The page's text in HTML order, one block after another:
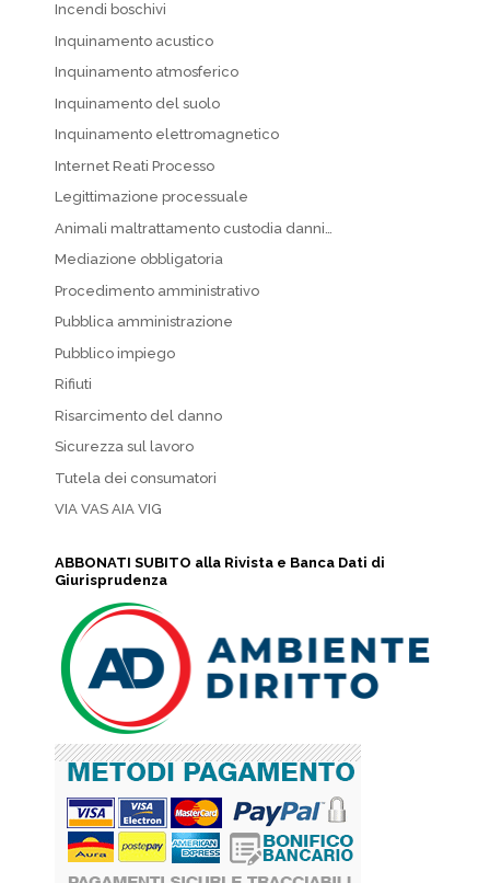
Incendi boschivi
Inquinamento acustico
Inquinamento atmosferico
Inquinamento del suolo
Inquinamento elettromagnetico
Internet Reati Processo
Legittimazione processuale
Animali maltrattamento custodia danni…
Mediazione obbligatoria
Procedimento amministrativo
Pubblica amministrazione
Pubblico impiego
Rifiuti
Risarcimento del danno
Sicurezza sul lavoro
Tutela dei consumatori
VIA VAS AIA VIG
ABBONATI SUBITO alla Rivista e Banca Dati di
Giurisprudenza